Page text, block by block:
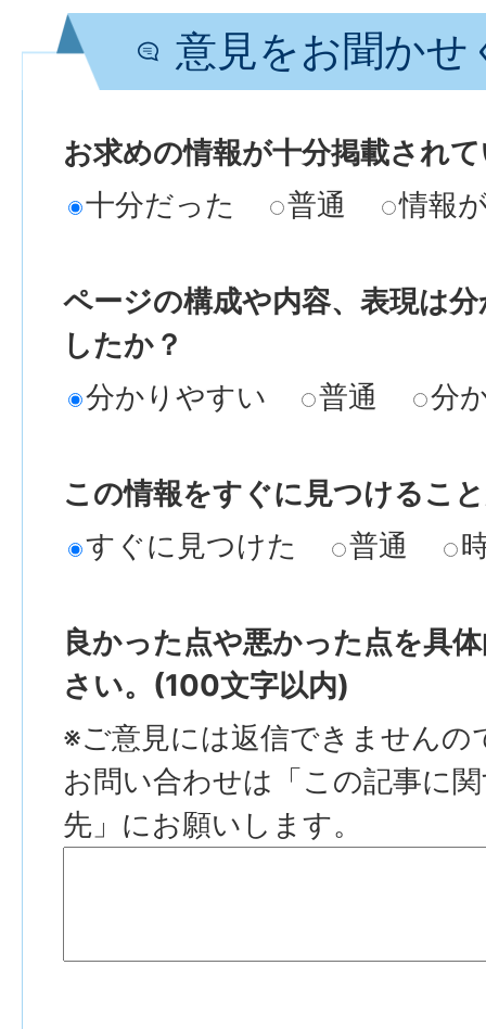
意見をお聞かせ
お求めの情報が十分掲載され
十分だった
普通 情報
ページの構成や内容、表現は
したか？
分かりやすい
普通 分
この情報をすぐに見つけるこ
すぐに見つけた
普通
良かった点や悪かった点を具
さい。(100文字以内)
※ご意見には返信できませんの
お問い合わせは「この記事に
先」にお願いします。